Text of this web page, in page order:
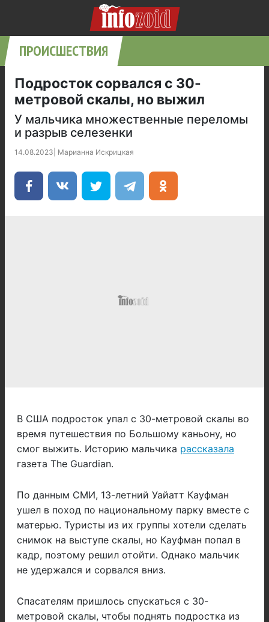
ПРОИСШЕСТВИЯ
Подросток сорвался с 30-
метровой скалы, но выжил
У мальчика множественные переломы
и разрыв селезенки
14.08.2023 Марианна Искрицкая
В США подросток упал с 30-метровой скалы во
время путешествия по Большому каньону, но
смог выжить. Историю мальчика рассказала
газета The Guardian.
По данным СМИ, 13-летний Уайатт Кауфман
ушел в поход по национальному парку вместе с
матерью. Туристы из их группы хотели сделать
снимок на выступе скалы, но Кауфман попал в
кадр, поэтому решил отойти. Однако мальчик
не удержался и сорвался вниз.
Спасателям пришлось спускаться с 30-
метровой скалы, чтобы поднять подростка из